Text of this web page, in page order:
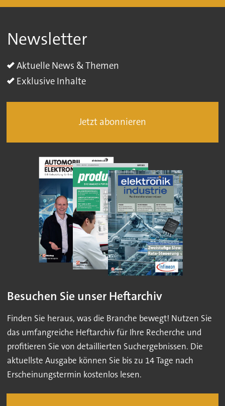
Newsletter
Aktuelle News & Themen
Exklusive Inhalte
Jetzt abonnieren
Besuchen Sie unser Heftarchiv
Finden Sie heraus, was die Branche bewegt! Nutzen Sie
das umfangreiche Heftarchiv für Ihre Recherche und
profitieren Sie von detaillierten Suchergebnissen. Die
aktuellste Ausgabe können Sie bis zu 14 Tage nach
Erscheinungstermin kostenlos lesen.